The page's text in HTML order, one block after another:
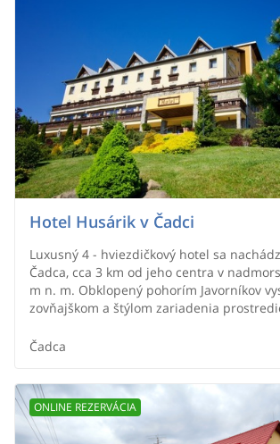
Hotel Husárik v Čadci
Luxusný 4 - hviezdičkový hotel sa
Čadca, cca 3 km od jeho centra v
m n. m. Obklopený pohorím Javorníkov vystihuje svojim
zovňajškom a štýlom zariadenia
Čadca
ONLINE REZERVÁCIA